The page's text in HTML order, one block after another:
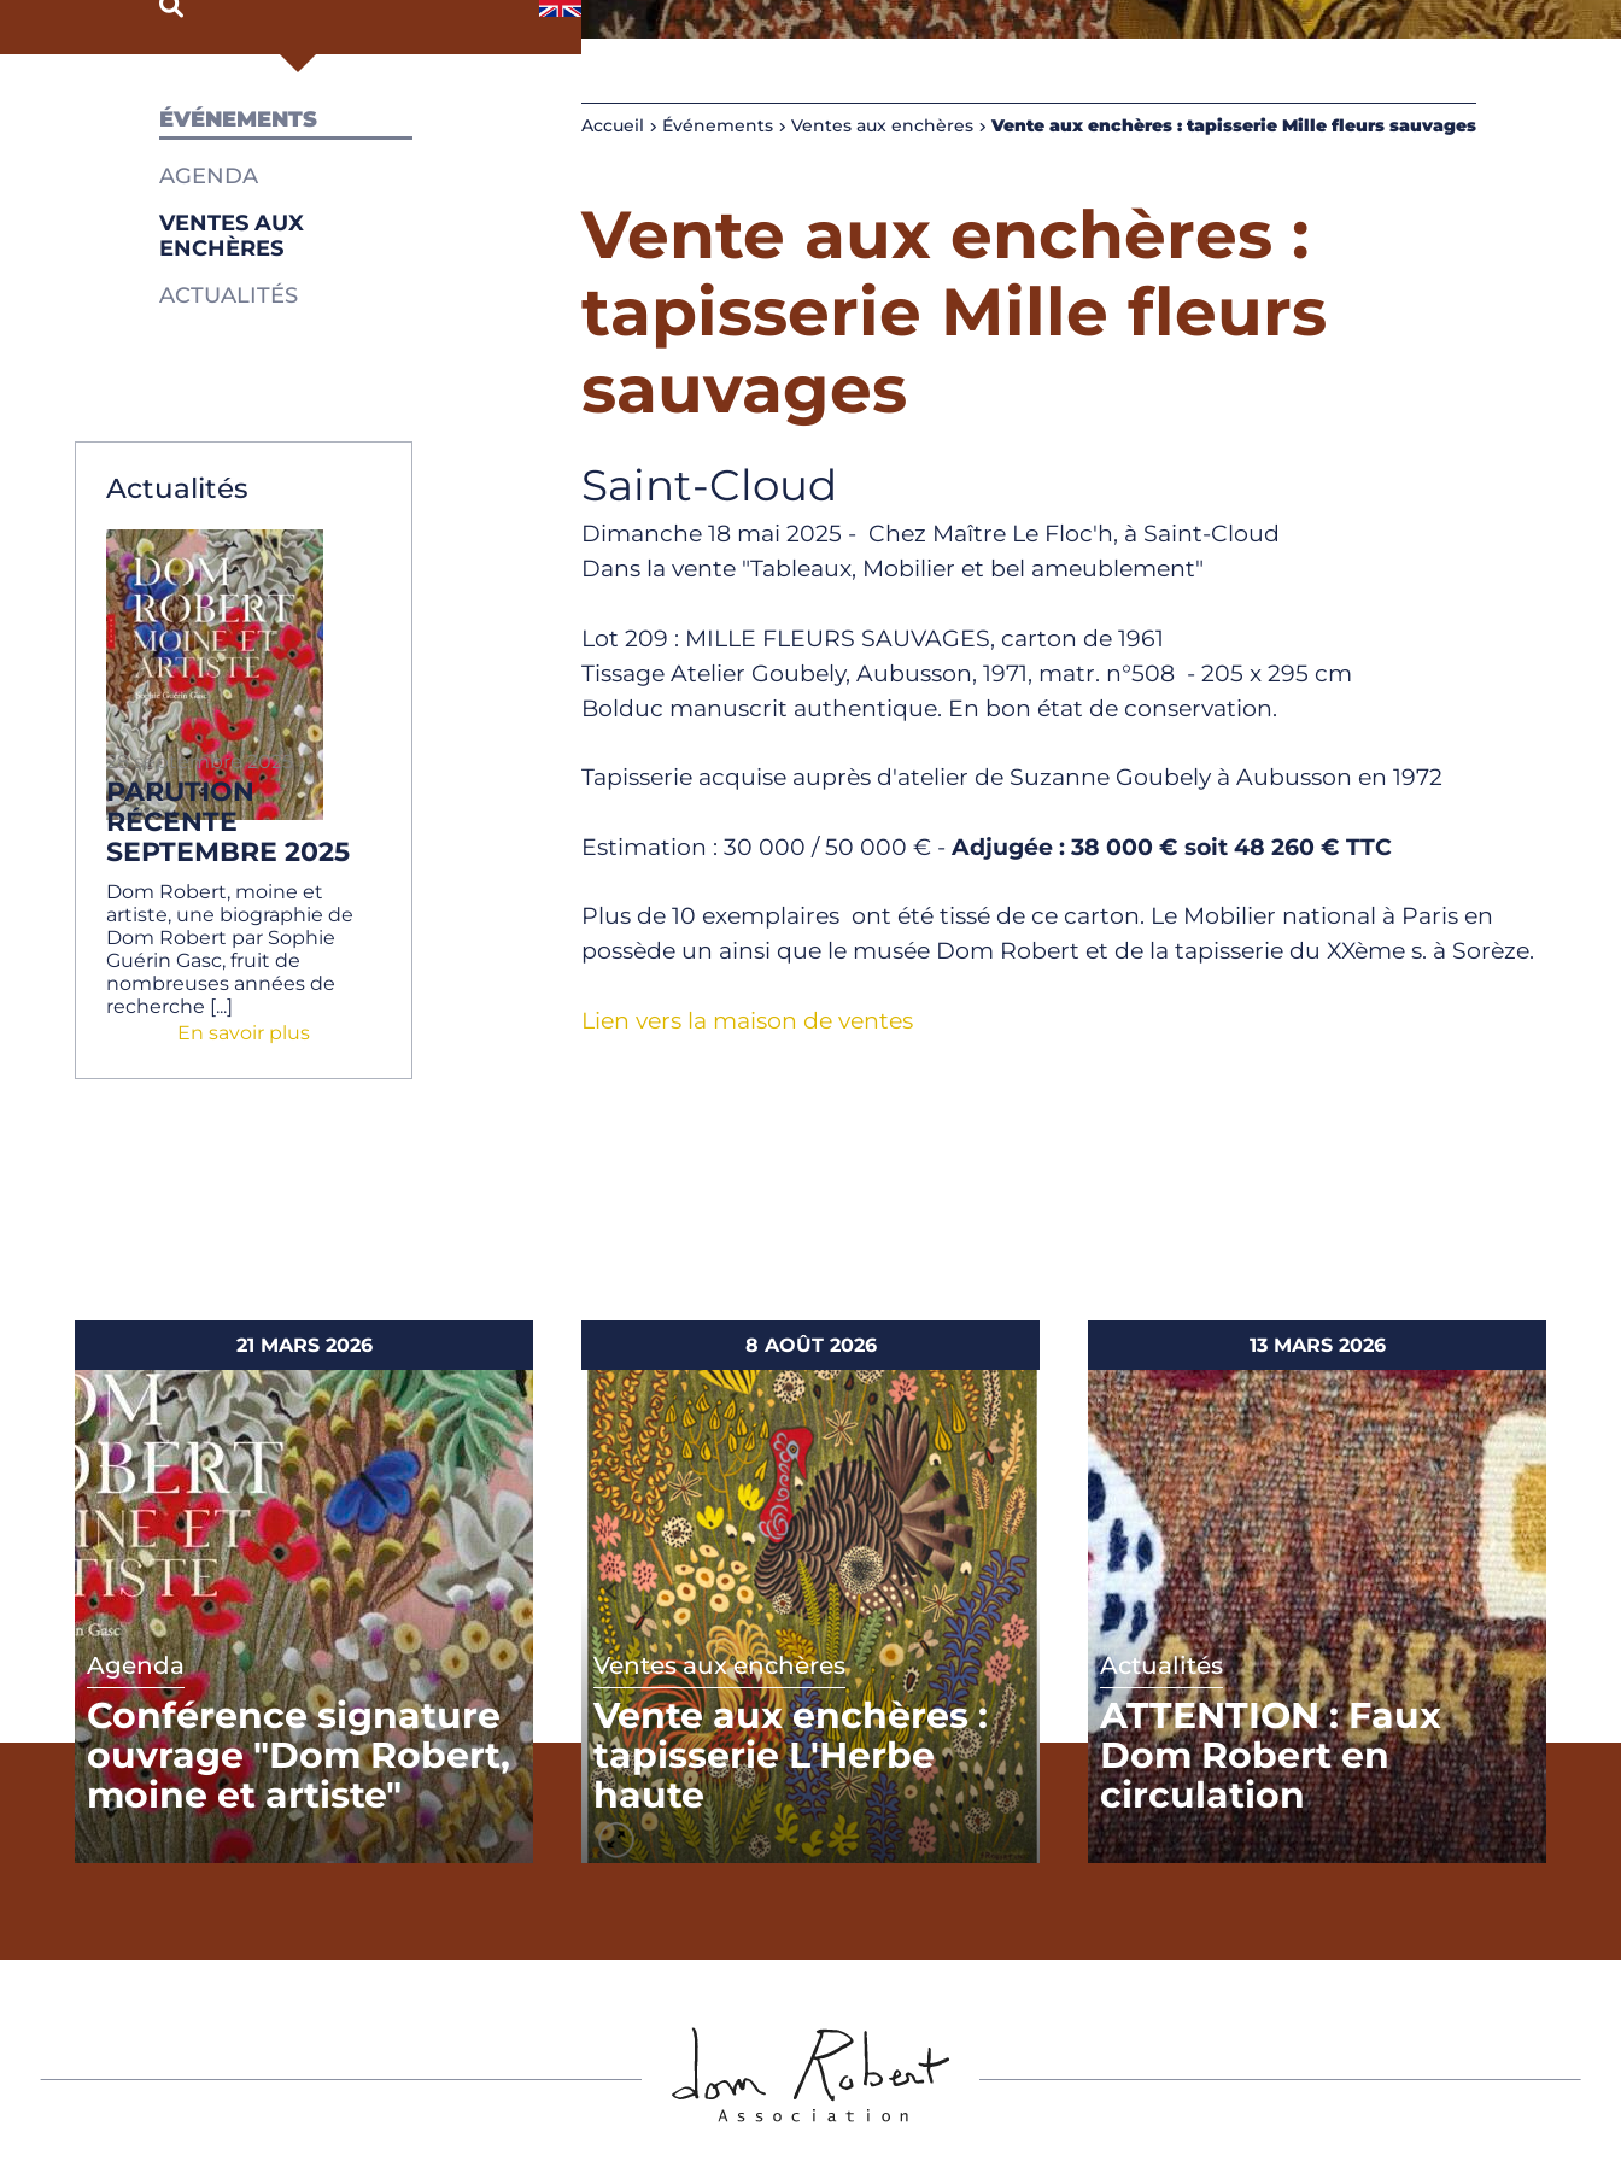
Accueil Événements Ventes aux enchères Vente aux enchères : tapisserie Mille fleurs sauvages
Vente aux enchères :
tapisserie Mille fleurs
sauvages
Saint-Cloud
Dimanche 18 mai 2025 - Chez Maître Le Floc'h, à Saint-Cloud
Dans la vente "Tableaux, Mobilier et bel ameublement"
Lot 209 : MILLE FLEURS SAUVAGES, carton de 1961
Tissage Atelier Goubely, Aubusson, 1971, matr. n°508 - 205 x 295 cm
Bolduc manuscrit authentique. En bon état de conservation.
Tapisserie acquise auprès d'atelier de Suzanne Goubely à Aubusson en 1972
Estimation : 30 000 / 50 000 € - Adjugée : 38 000 € soit 48 260 € TTC
Plus de 10 exemplaires ont été tissé de ce carton. Le Mobilier national à Paris en
possède un ainsi que le musée Dom Robert et de la tapisserie du XXème s. à Sorèze.
Lien vers la maison de ventes
ÉVÉNEMENTS
AGENDA
VENTES AUX
ENCHÈRES
ACTUALITÉS
Actualités
28 septembre 2025
PARUTION
RÉCENTE
SEPTEMBRE 2025
Dom Robert, moine et
artiste, une biographie de
Dom Robert par Sophie
Guérin Gasc, fruit de
nombreuses années de
recherche [...]
En savoir plus
21 MARS 2026
Agenda
Conférence signature
ouvrage "Dom Robert,
moine et artiste"
8 AOÛT 2026
Ventes aux enchères
Vente aux enchères :
tapisserie L'Herbe
haute
13 MARS 2026
Actualités
ATTENTION : Faux
Dom Robert en
circulation